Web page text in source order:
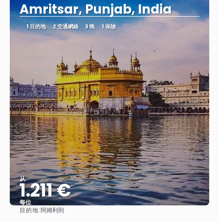
Amritsar, Punjab, India
1 目的地 2 交通網絡 3 晚 1 保險
从
1.211 €
每位
目的地:阿姆利則